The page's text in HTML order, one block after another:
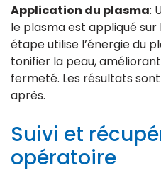
Application du plasma:
le plasma est appliqué
étape utilise l’énergie du
tonifier la peau,
fermeté. Les résultats
après.
Suivi et
opératoire